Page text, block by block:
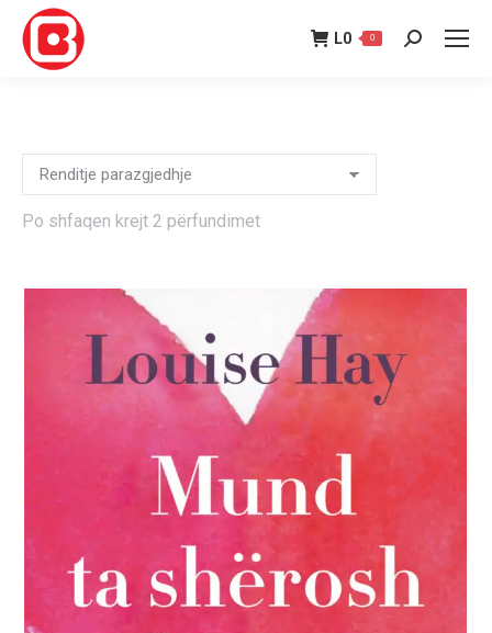
L0 0 Search:
Po shfaqen krejt 2 përfundimet